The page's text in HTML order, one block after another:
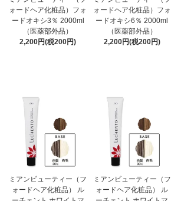
ォードヘア化粧品）フォ
ードオキシ3％ 2000ml
（医薬部外品）
2,200円(税200円)
ォードヘア化粧品）フォ
ードオキシ6％ 2000ml
（医薬部外品）
2,200円(税200円)
ミアンビューティー（フ
ォードヘア化粧品） ル
ミアンビューティー（フ
ォードヘア化粧品） ル